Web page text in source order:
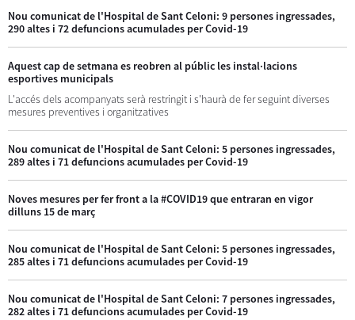
Nou comunicat de l'Hospital de Sant Celoni: 9 persones ingressades,
290 altes i 72 defuncions acumulades per Covid-19
Aquest cap de setmana es reobren al públic les instal·lacions
esportives municipals
L'accés dels acompanyats serà restringit i s'haurà de fer seguint diverses
mesures preventives i organitzatives
Nou comunicat de l'Hospital de Sant Celoni: 5 persones ingressades,
289 altes i 71 defuncions acumulades per Covid-19
Noves mesures per fer front a la #COVID19 que entraran en vigor
dilluns 15 de març
Nou comunicat de l'Hospital de Sant Celoni: 5 persones ingressades,
285 altes i 71 defuncions acumulades per Covid-19
Nou comunicat de l'Hospital de Sant Celoni: 7 persones ingressades,
282 altes i 71 defuncions acumulades per Covid-19